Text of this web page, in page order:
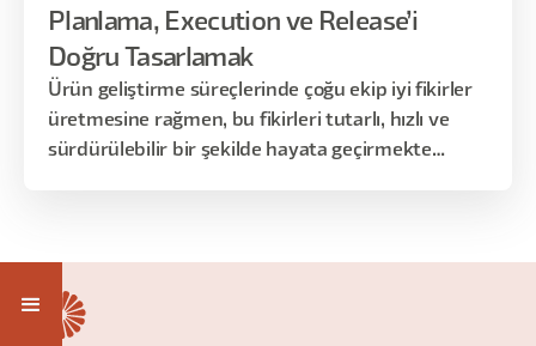
Planlama, Execution ve Release’i
Doğru Tasarlamak
Ürün geliştirme süreçlerinde çoğu ekip iyi fikirler
üretmesine rağmen, bu fikirleri tutarlı, hızlı ve
sürdürülebilir bir şekilde hayata geçirmekte